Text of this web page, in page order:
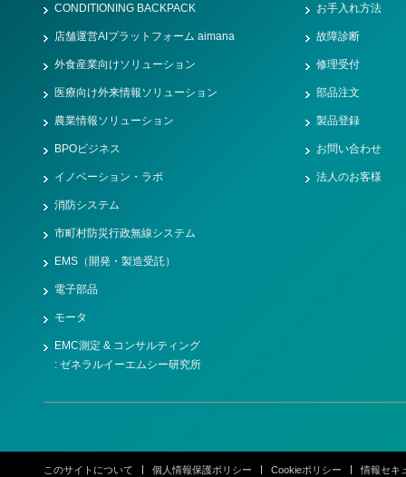
CONDITIONING BACKPACK
店舗運営AIプラットフォーム aimana
外食産業向けソリューション
医療向け外来情報ソリューション
農業情報ソリューション
BPOビジネス
イノベーション・ラボ
消防システム
市町村防災行政無線システム
EMS（開発・製造受託）
電子部品
モータ
EMC測定 & コンサルティング
: ゼネラルイーエムシー研究所
お手入れ方法
故障診断
修理受付
部品注文
製品登録
お問い合わせ
法人のお客様
このサイトについて 個人情報保護ポリシー Cookieポリシー 情報セキ